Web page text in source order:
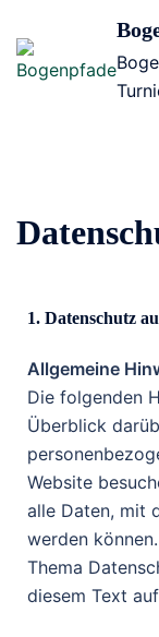
1. Datenschutz
Allgemeine
Die folgenden
Überblick
Website
alle Daten, mit
werden
Thema
diesem Text